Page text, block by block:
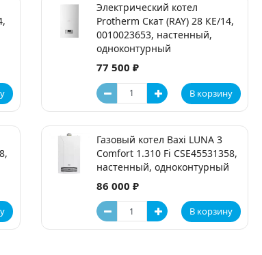
Электрический котел
Protherm Скат (RAY) 28 КE/14,
0010023653, настенный,
одноконтурный
77 500 ₽
В корзину
Газовый котел Baxi LUNA 3
Comfort 1.310 Fi CSE45531358,
настенный, одноконтурный
86 000 ₽
В корзину